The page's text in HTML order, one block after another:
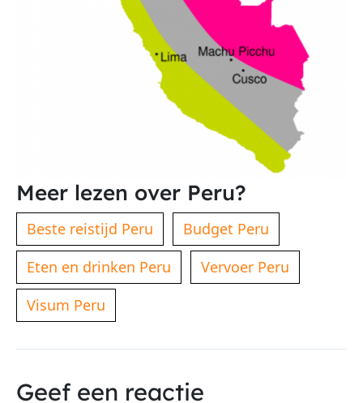
Meer lezen over Peru?
Beste reistijd Peru
Budget Peru
Eten en drinken Peru
Vervoer Peru
Visum Peru
Geef een reactie